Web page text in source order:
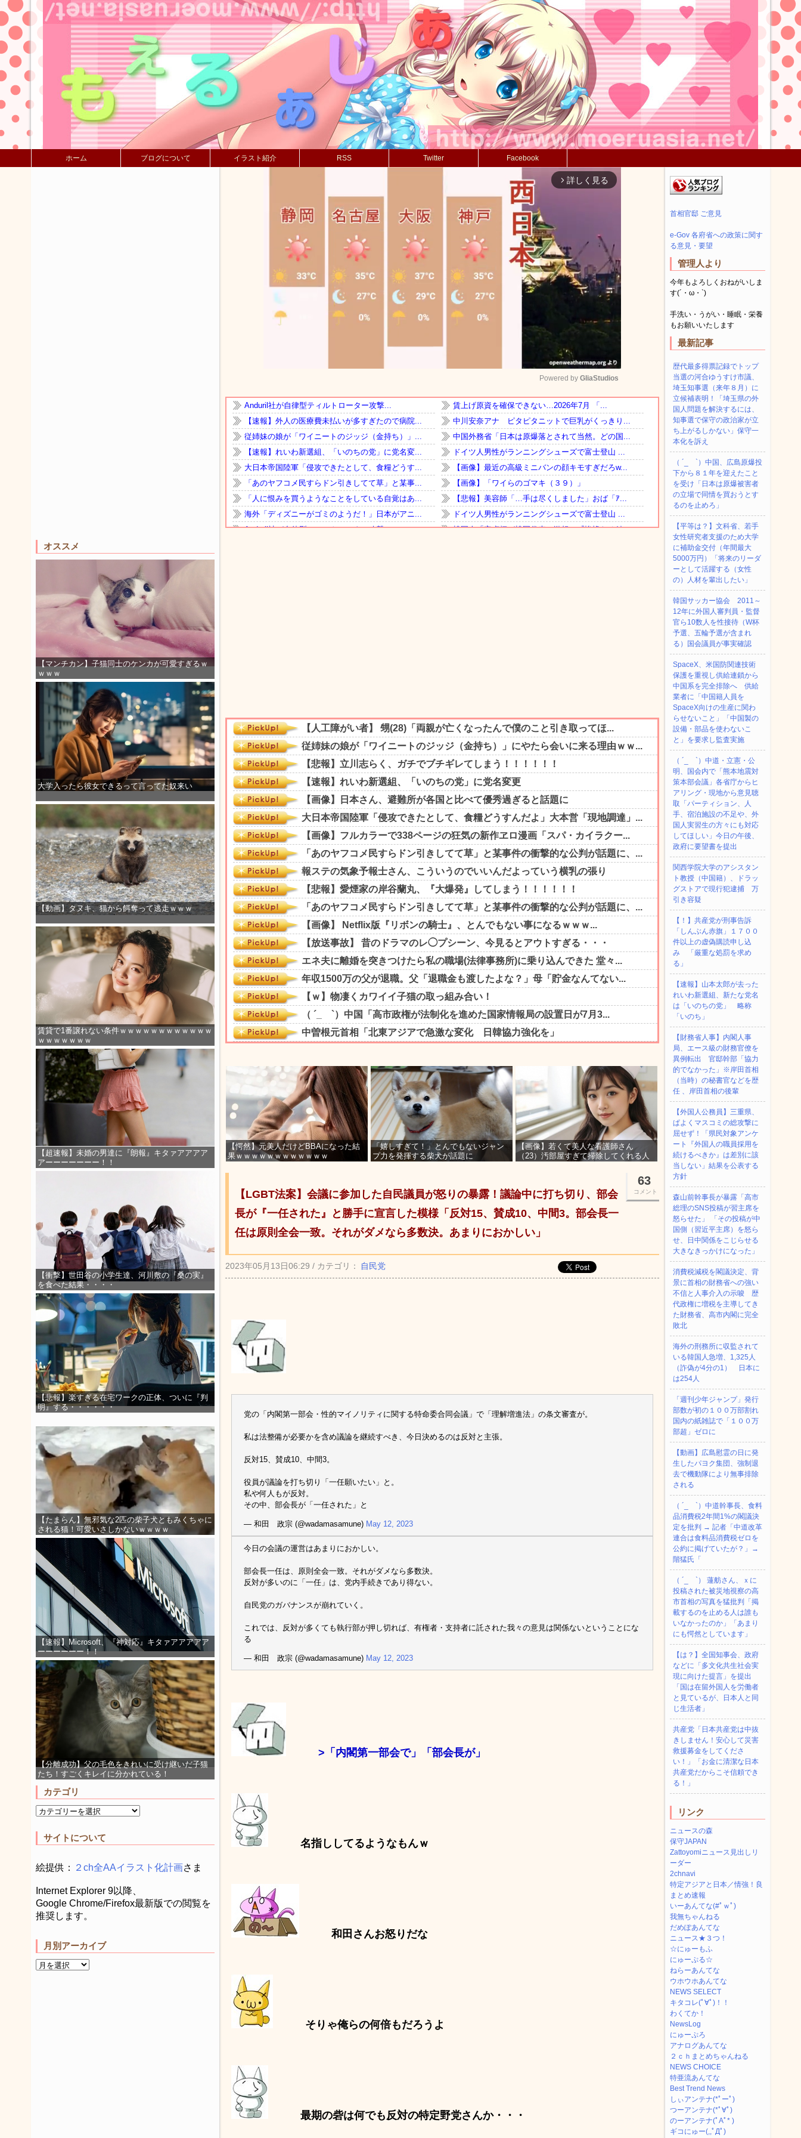
ホーム ブログについて イラスト紹介 RSS Twitter Facebook
オススメ
【マンチカン】子猫同士のケンカが可愛すぎるｗ
ｗｗｗ
大学入ったら彼女できるって言ってた奴来い
【動画】タヌキ、猫から餌奪って逃走ｗｗｗ
賃貸で1番譲れない条件ｗｗｗｗｗｗｗｗｗｗｗｗ
ｗｗｗｗｗｗｗ
【超速報】未婚の男達に『朗報』キタァアアアア
アーーーーーーー！！
【衝撃】世田谷の小学生達、河川敷の『桑の実』
を食べた結果・・・・
【悲報】楽すぎる在宅ワークの正体、ついに『判
明』する・・・・・・
【たまらん】無邪気な2匹の柴子犬ともみくちゃに
される猫！可愛いさしかないｗｗｗｗ
【速報】Microsoft、『神対応』キタァアアアアア
ーーーーーー！！
【分離成功】父の毛色をきれいに受け継いだ子猫
たち！すごくキレイに分かれている！
カテゴリ
サイトについて
絵提供： ２ch全AAイラスト化計画さま
Internet Explorer 9以降、
Google Chrome/Firefox最新版での閲覧を
推奨します。
月別アーカイブ
arrow_forward_ios 詳しく見る
Mute
Powered by GliaStudios
【愕然】元美人だけどBBAになった結
果ｗｗｗｗｗｗｗｗｗｗｗｗ
「嬉しすぎて！」とんでもないジャン
プ力を発揮する柴犬が話題に
【画像】若くて美人な看護師さん
（23）汚部屋すぎて掃除してくれる人
63
コメント
【LGBT法案】会議に参加した自民議員が怒りの暴露！議論中に打ち切り、部会
長が『一任された』と勝手に宣言した模様「反対15、賛成10、中間3。部会長一
任は原則全会一致。それがダメなら多数決。あまりにおかしい」
2023年05月13日06:29 / カテゴリ： 自民党
党の「内閣第一部会・性的マイノリティに関する特命委合同会議」で「理解増進法」の条文審査が。
私は法整備が必要かを含め議論を継続すべき、今日決めるのは反対と主張。
反対15、賛成10、中間3。
役員が議論を打ち切り「一任願いたい」と。
私や何人もが反対。
その中、部会長が「一任された」と
— 和田 政宗 (@wadamasamune) May 12, 2023
今日の会議の運営はあまりにおかしい。
部会長一任は、原則全会一致。それがダメなら多数決。
反対が多いのに「一任」は、党内手続きであり得ない。
自民党のガバナンスが崩れていく。
これでは、反対が多くても執行部が押し切れば、有権者・支持者に託された我々の意見は関係ないということにな
る
— 和田 政宗 (@wadamasamune) May 12, 2023
>「内閣第一部会で」「部会長が」
名指ししてるようなもんｗ
和田さんお怒りだな
そりゃ俺らの何倍もだろうよ
最期の砦は何でも反対の特定野党さんか・・・
首相官邸 ご意見
e-Gov 各府省への政策に関す
る意見・要望
管理人より
今年もよろしくおねがいしま
す(´・ω・`)
手洗い・うがい・睡眠・栄養
もお願いいたします
最新記事
歴代最多得票記録でトップ
当選の河合ゆうすけ市議、
埼玉知事選（来年８月）に
立候補表明！「埼玉県の外
国人問題を解決するには、
知事選で保守の政治家が立
ち上がるしかない」保守一
本化を訴え
（ ´_ゝ`）中国、広島原爆投
下から８１年を迎えたこと
を受け「日本は原爆被害者
の立場で同情を買おうとす
るのを止めろ」
【平等は？】文科省、若手
女性研究者支援のため大学
に補助金交付（年間最大
5000万円）「将来のリーダ
ーとして活躍する（女性
の）人材を輩出したい」
韓国サッカー協会 2011～
12年に外国人審判員・監督
官ら10数人を性接待（W杯
予選、五輪予選が含まれ
る）国会議員が事実確認
SpaceX、米国防関連技術
保護を重視し供給連鎖から
中国系を完全排除へ 供給
業者に「中国籍人員を
SpaceX向けの生産に関わ
らせないこと」「中国製の
設備・部品を使わないこ
と」を要求し監査実施
（ ´_ゝ`）中道・立憲・公
明、国会内で「熊本地震対
策本部会議」各省庁からヒ
アリング・現地から意見聴
取「パーティション、人
手、宿泊施設の不足や、外
国人実習生の方々にも対応
してほしい」今日の午後、
政府に要望書を提出
関西学院大学のアシスタン
ト教授（中国籍）、ドラッ
グストアで現行犯逮捕 万
引き容疑
【！】共産党が刑事告訴
「しんぶん赤旗」１７００
件以上の虚偽購読申し込
み 「厳重な処罰を求め
る」
【速報】山本太郎が去った
れいわ新選組、新たな党名
は「いのちの党」 略称
「いのち」
【財務省人事】内閣人事
局、エース級の財務官僚を
異例転出 官邸幹部「協力
的でなかった」※岸田首相
（当時）の秘書官などを歴
任 、岸田首相の後輩
【外国人公務員】三重県、
ぱよくマスコミの総攻撃に
屈せず！「県民対象アンケ
ート『外国人の職員採用を
続けるべきか』は差別に該
当しない」結果を公表する
方針
森山前幹事長が暴露「高市
総理のSNS投稿が習主席を
怒らせた」 「その投稿が中
国側（習近平主席）を怒ら
せ、日中関係をこじらせる
大きなきっかけになった」
消費税減税を閣議決定、背
景に首相の財務省への強い
不信と人事介入の示唆 歴
代政権に増税を主導してき
た財務省、高市内閣に完全
敗北
海外の刑務所に収監されて
いる韓国人急増、1,325人
（詐偽が4分の1） 日本に
は254人
「週刊少年ジャンプ」発行
部数が初の１００万部割れ
国内の紙雑誌で「１００万
部超」ゼロに
【動画】広島慰霊の日に発
生したパヨク集団、強制退
去で機動隊により無事排除
される
（ ´_ゝ`）中道幹事長、食料
品消費税2年間1%の閣議決
定を批判 → 記者「中道改革
連合は食料品消費税ゼロを
公約に掲げていたが？」→
階猛氏「
（ ´_ゝ`） 蓮舫さん、ｘに
投稿された被災地視察の高
市首相の写真を猛批判「掲
載するのを止める人は誰も
いなかったのか」「あまり
にも愕然としています」
【は？】全国知事会、政府
などに「多文化共生社会実
現に向けた提言」を提出
「国は在留外国人を労働者
と見ているが、日本人と同
じ生活者」
共産党「日本共産党は中抜
きしません！安心して災害
救援募金をしてくださ
い！」「お金に清潔な日本
共産党だからこそ信頼でき
る！」
リンク
ニュースの森
保守JAPAN
Zattoyomiニュース見出しリ
ーダー
2chnavi
特定アジアと日本／情強！良
まとめ速報
いーあんてな(#ﾟｗﾟ)
我無ちゃんねる
だめぽあんてな
ニュース★３つ！
☆にゅーもふ
にゅーぷる☆
ねらーあんてな
ウホウホあんてな
NEWS SELECT
キタコレ(ﾟ∀ﾟ)！！
わくてか！
NewsLog
にゅーぷろ
アナログあんてな
２ｃｈまとめちゃんねる
NEWS CHOICE
特亜流あんてな
Best Trend News
しぃアンテナ(*ﾟーﾟ)
つーアンテナ(*ﾟ∀ﾟ)
のーアンテナ(ﾟAﾟ* )
ギコにゅー(,,ﾟДﾟ)